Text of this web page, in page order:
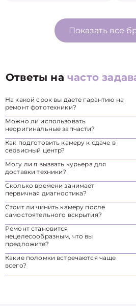
Показать все
Ответы начасто
На какой срок вы даете гарантию на
ремонт фототехники?
Можно ли использовать
неоригинальные запчасти?
Как подготовить камеру к сдаче в
сервисный центр?
Могу ли я вызвать курьера для
доставки техники?
Сколько времени занимает
первичная диагностика?
Стоит ли чинить камеру после
самостоятельного вскрытия?
Ремонт становится
нецелесообразным, что вы
предложите?
Какие поломки встречаются чаще
всего?